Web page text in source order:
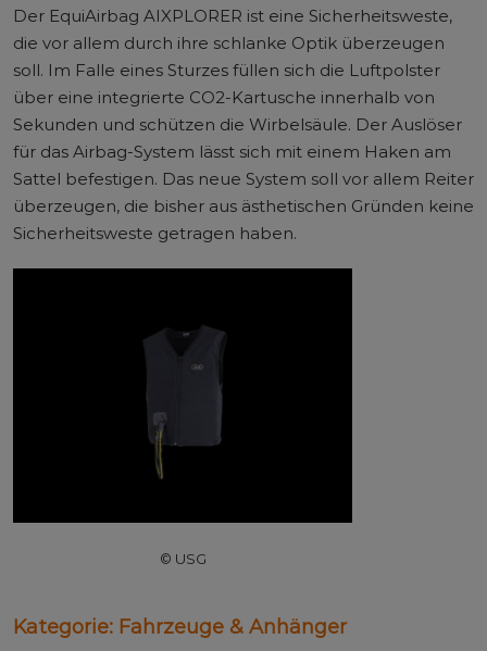
Der EquiAirbag AIXPLORER ist eine Sicherheitsweste,
die vor allem durch ihre schlanke Optik überzeugen
soll. Im Falle eines Sturzes füllen sich die Luftpolster
über eine integrierte CO2-Kartusche innerhalb von
Sekunden und schützen die Wirbelsäule. Der Auslöser
für das Airbag-System lässt sich mit einem Haken am
Sattel befestigen. Das neue System soll vor allem Reiter
überzeugen, die bisher aus ästhetischen Gründen keine
Sicherheitsweste getragen haben.
© USG
Kategorie: Fahrzeuge & Anhänger